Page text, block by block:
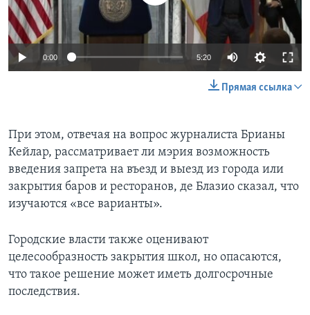
0:00 5:20
Прямая ссылка
При этом, отвечая на вопрос журналиста Брианы
Кейлар, рассматривает ли мэрия возможность
введения запрета на въезд и выезд из города или
закрытия баров и ресторанов, де Блазио сказал, что
изучаются «все варианты».
Городские власти также оценивают
целесообразность закрытия школ, но опасаются,
что такое решение может иметь долгосрочные
последствия.